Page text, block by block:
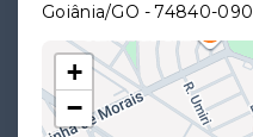
Goiânia/GO - 74840-090
+
−